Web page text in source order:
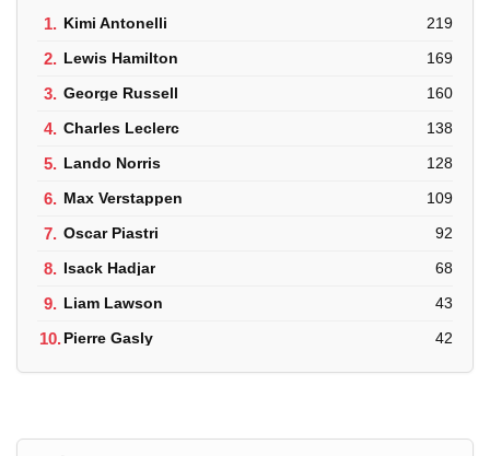
1. Kimi Antonelli 219
2. Lewis Hamilton 169
3. George Russell 160
4. Charles Leclerc 138
5. Lando Norris 128
6. Max Verstappen 109
7. Oscar Piastri 92
8. Isack Hadjar 68
9. Liam Lawson 43
10.Pierre Gasly 42